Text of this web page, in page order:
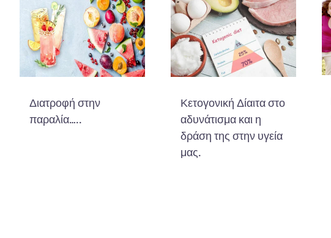
Διατροφή στην
παραλία…..
Κετογονική Δίαιτα στο
αδυνάτισμα και η
δράση της στην υγεία
μας.